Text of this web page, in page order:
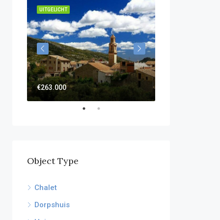
UITGELICHT
€263.000
Object Type
Chalet
Dorpshuis